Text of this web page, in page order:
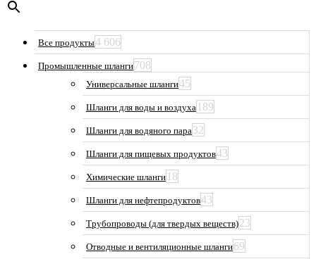
Все продукты4 606
Промышленные шланги708
Универсальные шланги45
Шланги для воды и воздуха 189
Шланги для водяного пара32
Шланги для пищевых продуктов43
Химические шланги 18
Шланги для нефтепродуктов43
Трубопроводы (для твердых веществ)23
Отводные и вентиляционные шланги69